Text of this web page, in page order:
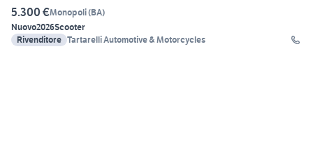
5.300 €Monopoli(BA)
Nuovo2026Scooter
Rivenditore Tartarelli Automotive & Motorcycles